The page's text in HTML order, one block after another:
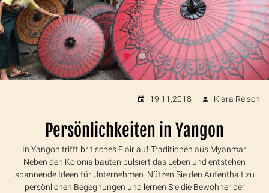
19.11.2018 Klara Reischl
Persönlichkeiten in Yangon
In Yangon trifft britisches Flair auf Traditionen aus Myanmar.
Neben den Kolonialbauten pulsiert das Leben und entstehen
spannende Ideen für Unternehmen. Nützen Sie den Aufenthalt zu
persönlichen Begegnungen und lernen Sie die Bewohner der